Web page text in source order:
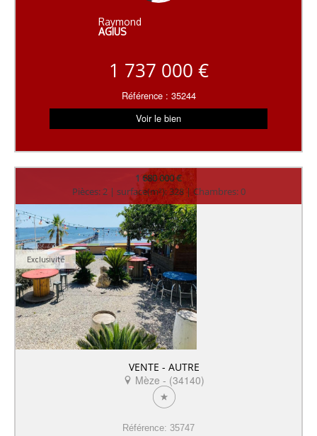
Raymond
AGIUS
1 737 000 €
Référence : 35244
Voir le bien
1 680 000 €
Pièces: 2 | surface(m²): 328 | Chambres: 0
Exclusivité
VENTE - AUTRE
Mèze - (34140)
Référence: 35747